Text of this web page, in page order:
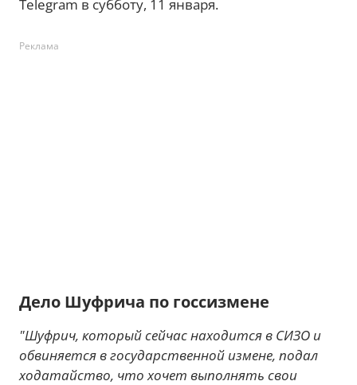
Telegram в субботу, 11 января.
Реклама
Дело Шуфрича по госсизмене
"Шуфрич, который сейчас находится в СИЗО и
обвиняется в государственной измене, подал
ходатайство, что хочет выполнять свои